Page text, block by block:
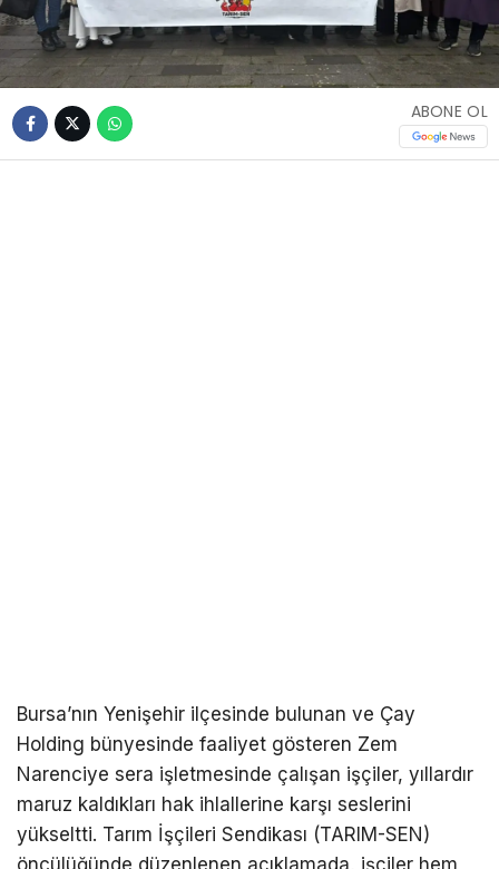
ABONE OL
Bursa’nın Yenişehir ilçesinde bulunan ve Çay
Holding bünyesinde faaliyet gösteren Zem
Narenciye sera işletmesinde çalışan işçiler, yıllardır
maruz kaldıkları hak ihlallerine karşı seslerini
yükseltti. Tarım İşçileri Sendikası (TARIM-SEN)